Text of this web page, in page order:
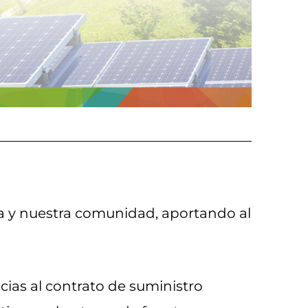
y nuestra comunidad, aportando al
al contrato de suministro